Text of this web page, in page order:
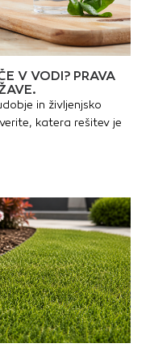
V VODI? PRAVA
in življenjsko
katera rešitev je